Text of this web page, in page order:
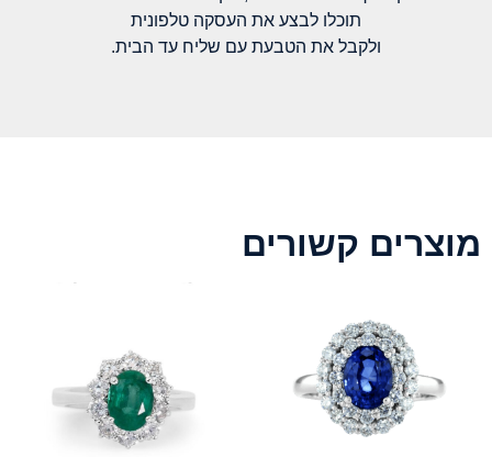
תוכלו לבצע את העסקה טלפונית
ולקבל את הטבעת עם שליח עד הבית.
מוצרים קשורים